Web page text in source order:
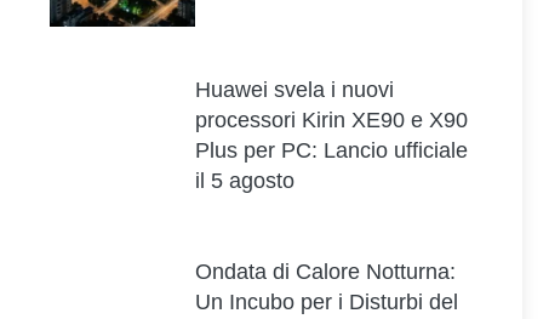
Huawei svela i nuovi
processori Kirin XE90 e X90
Plus per PC: Lancio ufficiale
il 5 agosto
Ondata di Calore Notturna:
Un Incubo per i Disturbi del